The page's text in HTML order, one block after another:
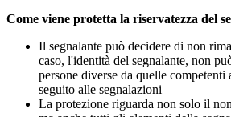
Come viene protetta la riservatezza del
Il segnalante può decidere di non
caso, l'identità del segnalante, non
persone diverse da quelle competenti
seguito alle segnalazioni
La protezione riguarda non solo il